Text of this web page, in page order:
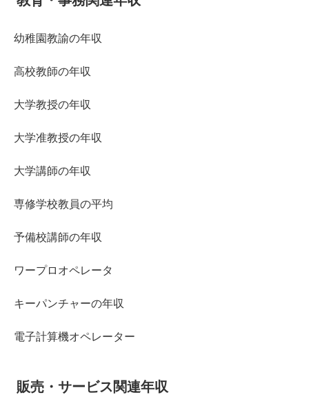
幼稚園教諭の年収
高校教師の年収
大学教授の年収
大学准教授の年収
大学講師の年収
専修学校教員の平均
予備校講師の年収
ワープロオペレータ
キーパンチャーの年収
電子計算機オペレーター
販売・サービス関連年収